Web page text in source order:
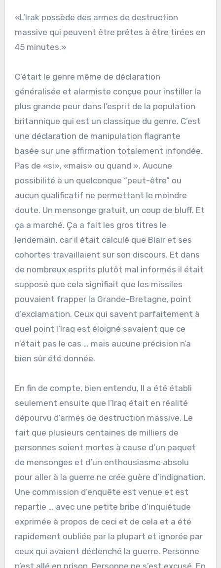
«L’Irak possède des armes de destruction
massive qui peuvent être prêtes à être tirées en
45 minutes.»
C’était le genre même de déclaration
généralisée et alarmiste conçue pour instiller la
plus grande peur dans l’esprit de la population
britannique qui est un classique du genre. C’est
une déclaration de manipulation flagrante
basée sur une affirmation totalement infondée.
Pas de «si», «mais» ou quand ». Aucune
possibilité à un quelconque “peut-être” ou
aucun qualificatif ne permettant le moindre
doute. Un mensonge gratuit, un coup de bluff. Et
ça a marché. Ça a fait les gros titres le
lendemain, car il était calculé que Blair et ses
cohortes travaillaient sur son discours. Et dans
de nombreux esprits plutôt mal informés il était
supposé que cela signifiait que les missiles
pouvaient frapper la Grande-Bretagne, point
d’exclamation. Ceux qui savent parfaitement à
quel point l’Iraq est éloigné savaient que ce
n’était pas le cas … mais aucune précision n’a
bien sûr été donnée.
En fin de compte, bien entendu, Il a été établi
seulement ensuite que l’Iraq était en réalité
dépourvu d’armes de destruction massive. Le
fait que plusieurs centaines de milliers de
personnes soient mortes à cause d’un paquet
de mensonges et d’un enthousiasme absolu
pour aller à la guerre ne crée guère d’indignation.
Une commission d’enquête est venue et est
repartie … avec une petite bribe d’inquiétude
exprimée à propos de ceci et de cela et a été
rapidement oubliée par la plupart et ignorée par
ceux qui avaient déclenché la guerre. Personne
n’est allé en prison. Personne ne s’est excusé. En